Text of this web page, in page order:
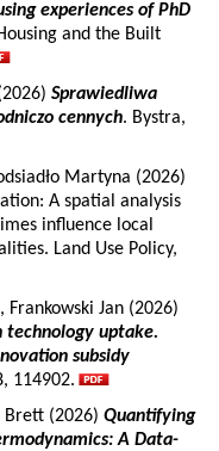
experiences of PhD
and the Built
Sprawiedliwa
cennych. Bystra,
Martyna (2026)
A spatial analysis
influence local
Land Use Policy,
Frankowski Jan (2026)
technology uptake.
subsidy
114902.
(2026) Quantifying
A Data-